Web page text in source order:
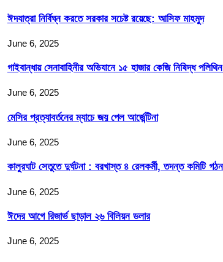
ঈদযাত্রা নির্বিঘ্ন করতে সরকার সচেষ্ট রয়েছে: আসিফ মাহমুদ
June 6, 2025
গাইবান্ধায় সেনাবাহিনীর অভিযানে ১৫ হাজার কেজি নিষিদ্ধ
June 6, 2025
মেসির প্রত্যাবর্তনের ম্যাচে জয় পেল আর্জেন্টিনা
June 6, 2025
কালুরঘাট সেতুতে দুর্ঘটনা : বরখাস্ত ৪ রেলকর্মী, তদন্ত কমিটি গঠন
June 6, 2025
ঈদের আগে রিজার্ভ ছাড়াল ২৬ বিলিয়ন ডলার
June 6, 2025